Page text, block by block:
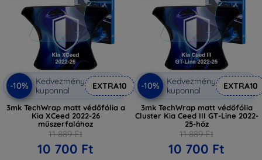
-10%
Kedvezmény
kuponnal
EXTRA10
3mk TechWrap matt védőfólia a
Kia XCeed 2022-26
műszerfalához
11 889 Ft
10 700 Ft
-10%
Kedvezmény
kuponnal
EXTRA10
3mk TechWrap matt védőfólia
Cluster Kia Ceed III GT-Line 2022-
25-höz
11 889 Ft
10 700 Ft